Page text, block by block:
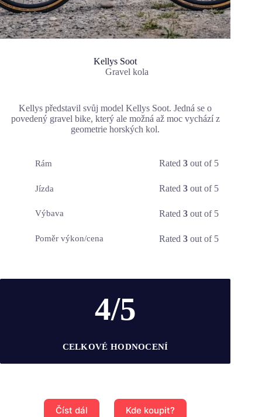
Kellys Soot
Gravel kola
Kellys představil svůj model Kellys Soot. Jedná se o
povedený gravel bike, který ale možná až moc vychází z
geometrie horských kol.
Rám Rated3 out of 5
Jízda Rated3 out of 5
Výbava Rated3 out of 5
Poměr výkon/cena Rated3 out of 5
4/5
CELKOVÉ HODNOCENÍ
Číst dál Kde koupit?